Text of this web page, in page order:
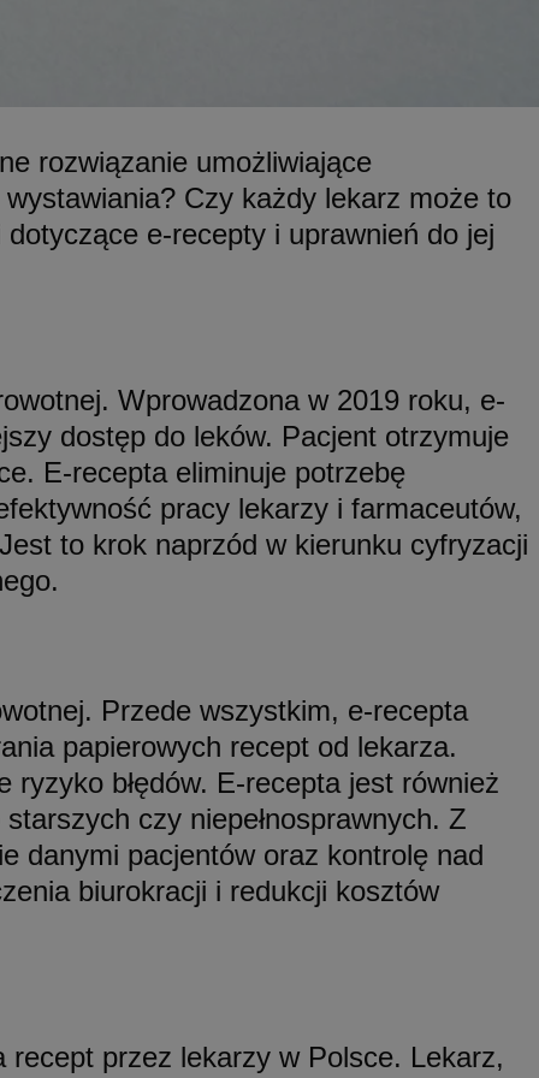
rozwiązanie umożliwiające
Czy każdy lekarz może to
e-recepty i uprawnień do jej
Wprowadzona w 2019 roku, e-
dostęp do leków. Pacjent otrzymuje
E-recepta eliminuje potrzebę
pracy lekarzy i farmaceutów,
to krok naprzód w kierunku cyfryzacji
Przede wszystkim, e-recepta
papierowych recept od lekarza.
błędów. E-recepta jest również
czy niepełnosprawnych. Z
danymi pacjentów oraz kontrolę nad
biurokracji i redukcji kosztów
przez lekarzy w Polsce. Lekarz,
Rejestruje
i ustawień
w kolejnych
musi ponownie
wygodę i
dla
określone
skuteczności, a
cookie
w różnych
wydajność
Microsoft
informacji
stron w jedną
do śledzenia i
interakcji
internetowej w
Analytics - co
i zawiera
korzysta
które
tej
for
czy
wersji
w celu śledzenia
produktów
rzeczywistym od
funkcji i
które
Opis